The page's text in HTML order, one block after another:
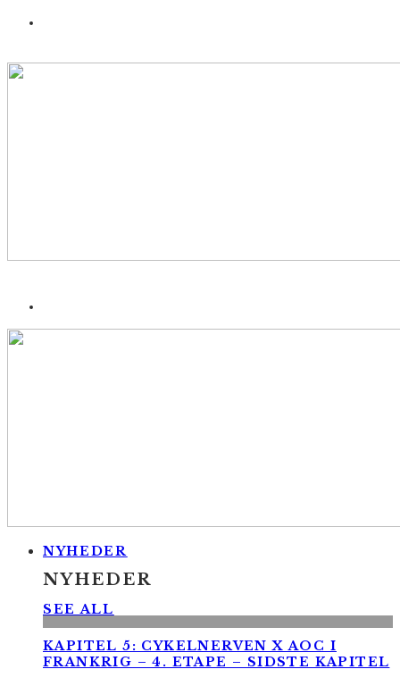
NYHEDER
NYHEDER
SEE ALL
KAPITEL 5: CYKELNERVEN X AOC I
FRANKRIG – 4. ETAPE – SIDSTE KAPITEL